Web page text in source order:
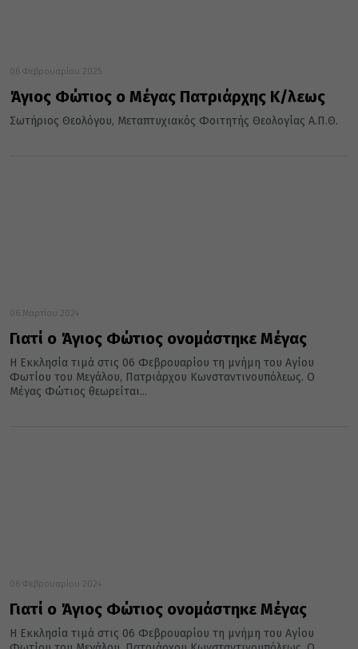
06 Φεβρουαρίου 2025
Άγιος Φώτιος ο Μέγας Πατριάρχης Κ/λεως
Σωτήριος Θεολόγου, Μεταπτυχιακός Φοιτητής Θεολογίας Α.Π.Θ.
06 Μαρτίου 2024
Γιατί ο Άγιος Φώτιος ονομάστηκε Μέγας
Η Εκκλησία τιμά στις 06 Φεβρουαρίου τη μνήμη του Αγίου
Φωτίου του Μεγάλου, Πατριάρχου Κωνσταντινουπόλεως. Ο
Μέγας Φώτιος θεωρείται...
06 Φεβρουαρίου 2024
Γιατί ο Άγιος Φώτιος ονομάστηκε Μέγας
Η Εκκλησία τιμά στις 06 Φεβρουαρίου τη μνήμη του Αγίου